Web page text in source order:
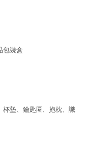
包裝盒
杯墊、鑰匙圈、抱枕、識